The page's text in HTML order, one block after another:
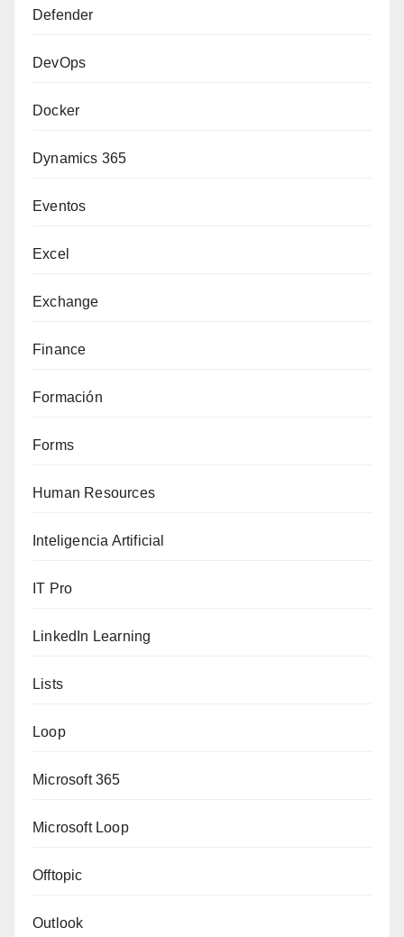
Defender
DevOps
Docker
Dynamics 365
Eventos
Excel
Exchange
Finance
Formación
Forms
Human Resources
Inteligencia Artificial
IT Pro
LinkedIn Learning
Lists
Loop
Microsoft 365
Microsoft Loop
Offtopic
Outlook